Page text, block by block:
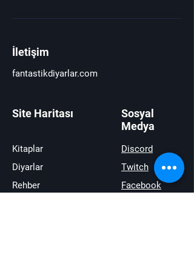
İletişim
fantastikdiyarlar.com
Site Haritası
Sosyal
Medya
Kitaplar
Diyarlar
Rehber
Discord
Twitch
Facebook